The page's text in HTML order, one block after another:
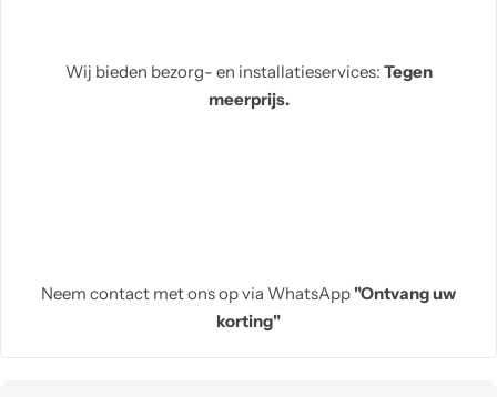
Wij bieden bezorg- en installatieservices: Tegen
meerprijs.
Neem contact met ons op via WhatsApp"Ontvang uw
korting"